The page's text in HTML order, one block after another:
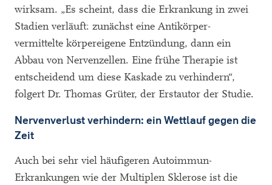
wirksam. „Es scheint, dass die Erkrankung in zwei
Stadien verläuft: zunächst eine Antikörper-
vermittelte körpereigene Entzündung, dann ein
Abbau von Nervenzellen. Eine frühe Therapie ist
entscheidend um diese Kaskade zu verhindern“,
folgert Dr. Thomas Grüter, der Erstautor der Studie.
Nervenverlust verhindern: ein Wettlauf gegen die
Zeit
Auch bei sehr viel häufigeren Autoimmun-
Erkrankungen wie der Multiplen Sklerose ist die